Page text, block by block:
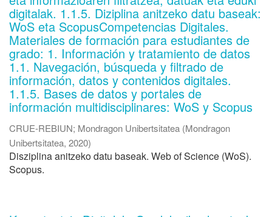
digitalak. 1.1.5. Diziplina anitzeko datu baseak:
WoS eta ScopusCompetencias Digitales.
Materiales de formación para estudiantes de
grado: 1. Información y tratamiento de datos
1.1. Navegación, búsqueda y filtrado de
información, datos y contenidos digitales.
1.1.5. Bases de datos y portales de
información multidisciplinares: WoS y Scopus
CRUE-REBIUN; Mondragon Unibertsitatea (Mondragon
Unibertsitatea, 2020)
Disziplina anitzeko datu baseak. Web of Science (WoS).
Scopus.